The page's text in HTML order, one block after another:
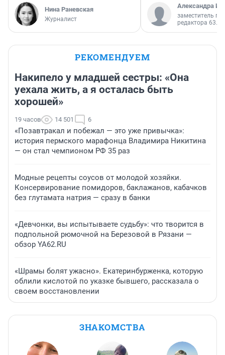
Нина Раневская
Журналист
Александра
заместитель
редактора 63.RU
РЕКОМЕНДУЕМ
Накипело у младшей сестры: «Она
уехала жить, а я осталась быть
хорошей»
19 часов 14 501 6
«Позавтракал и побежал — это уже привычка»:
история пермского марафонца Владимира Никитина
— он стал чемпионом РФ 35 раз
Модные рецепты соусов от молодой хозяйки.
Консервирование помидоров, баклажанов, кабачков
без глутамата натрия — сразу в банки
«Девчонки, вы испытываете судьбу»: что творится в
подпольной рюмочной на Березовой в Рязани —
обзор YA62.RU
«Шрамы болят ужасно». Екатеринбурженка, которую
облили кислотой по указке бывшего, рассказала о
своем восстановлении
ЗНАКОМСТВА